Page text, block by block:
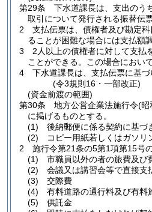
第29条
下水道課長は、支出のう
取引について発行される振替伝
2
支払伝票は、債権者及び勘定
ることが困難な場合には支払額
3
2人以上の債権者に対して支払
ことができる。
この場合におい
4
下水道課長は、支払伝票に基
(令3規則16・一部改正)
(資金前渡の範囲)
第30条
地方公営企業法施行令(昭
に掲げるものとする。
(1)
後納郵便に係る契約に基づ
(2)
コピー用紙若しくはガソ
2
施行令第21条の5第1項第15号
(1)
市職員以外の者の旅費及び
(2)
会議又は講習会等で直接支
(3)
交際費
(4)
有料道路の通行料及び有料
(5)
供託金